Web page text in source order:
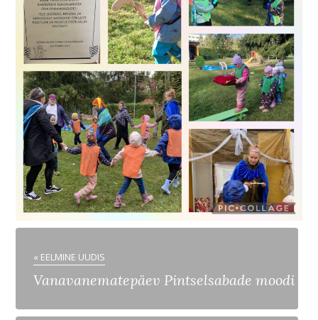
« EELMINE UUDIS
Vanavanematepäev Pintselsabade moodi